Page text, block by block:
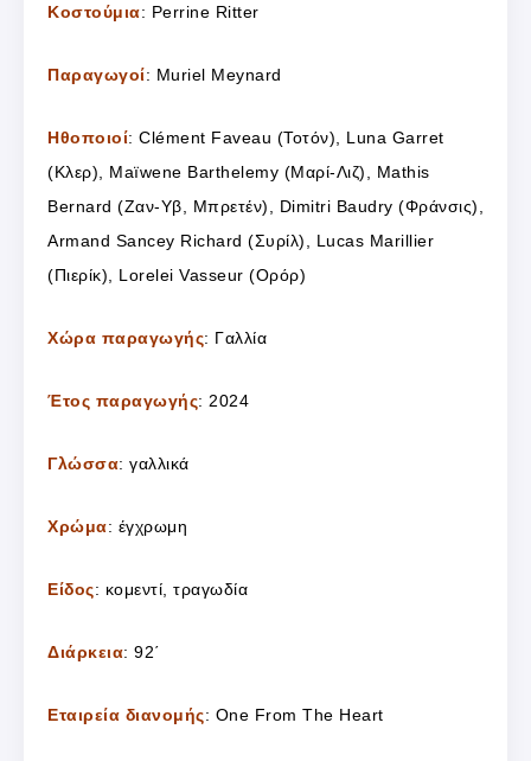
Κοστούμια: Perrine Ritter
Παραγωγοί: Muriel Meynard
Ηθοποιοί: Clément Faveau (Τοτόν), Luna Garret
(Κλερ), Maïwene Barthelemy (Μαρί-Λιζ), Mathis
Bernard (Ζαν-Υβ, Μπρετέν), Dimitri Baudry (Φράνσις),
Armand Sancey Richard (Συρίλ), Lucas Marillier
(Πιερίκ), Lorelei Vasseur (Ορόρ)
Χώρα παραγωγής: Γαλλία
Έτος παραγωγής: 2024
Γλώσσα: γαλλικά
Χρώμα: έγχρωμη
Είδος: κομεντί, τραγωδία
Διάρκεια: 92΄
Εταιρεία διανομής: One From The Heart